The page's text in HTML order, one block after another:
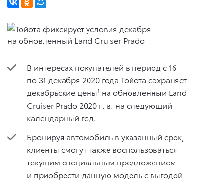
В интересах покупателей в период с 16
по 31 декабря 2020 года Тойота сохраняет
декабрьские цены1 на обновленный Land
Cruiser Prado 2020 г. в. на следующий
календарный год.
Бронируя автомобиль в указанный срок,
клиенты смогут также воспользоваться
текущим специальным предложением
и приобрести данную модель с выгодой